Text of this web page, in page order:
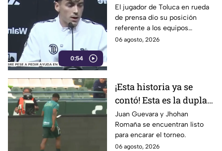
0:54
Viñas no vino al Club
León
El jugador de Toluca en rueda
de prensa dio su posición
referente a los equipos
mexicanos.
06 agosto, 2026
¡Esta historia ya se
contó! Esta es la dupla
colombiana del Club
León de cara al
Apertura 2026
Juan Guevara y Jhohan
Romaña se encuentran listo
para encarar el torneo.
06 agosto, 2026